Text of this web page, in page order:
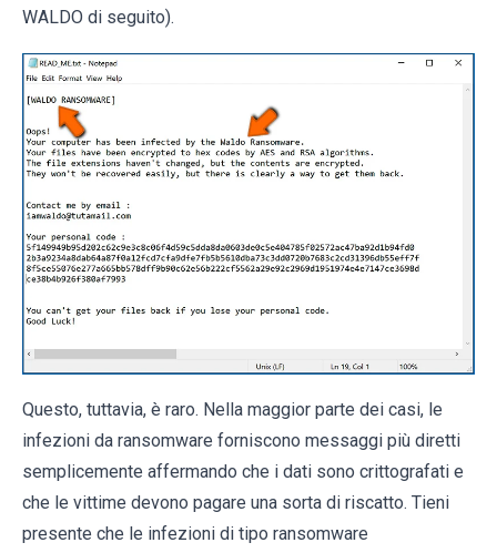
WALDO di seguito).
Questo, tuttavia, è raro. Nella maggior parte dei casi, le
infezioni da ransomware forniscono messaggi più diretti
semplicemente affermando che i dati sono crittografati e
che le vittime devono pagare una sorta di riscatto. Tieni
presente che le infezioni di tipo ransomware